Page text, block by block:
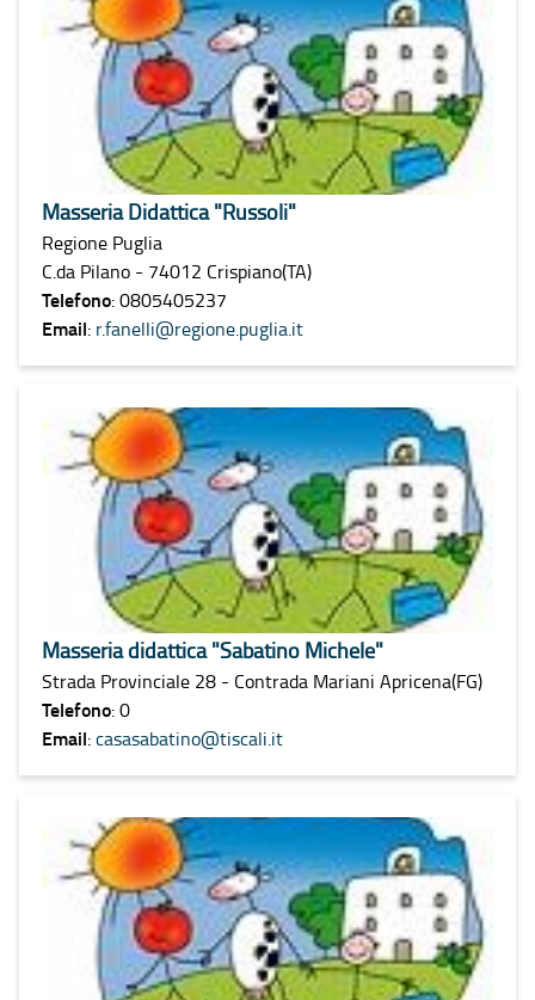
Masseria Didattica "Russoli"
Regione Puglia
C.da Pilano - 74012 Crispiano(TA)
Telefono: 0805405237
Email: r.fanelli@regione.puglia.it
Masseria didattica "Sabatino Michele"
Strada Provinciale 28 - Contrada Mariani Apricena(FG)
Telefono: 0
Email:casasabatino@tiscali.it